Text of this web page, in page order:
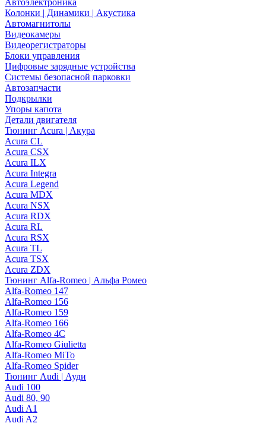
Автоэлектроника
Колонки | Динамики | Акустика
Автомагнитолы
Видеокамеры
Видеорегистраторы
Блоки управления
Цифровые зарядные устройства
Системы безопасной парковки
Автозапчасти
Подкрылки
Упоры капота
Детали двигателя
Тюнинг Acura | Акура
Acura CL
Acura CSX
Acura ILX
Acura Integra
Acura Legend
Acura MDX
Acura NSX
Acura RDX
Acura RL
Acura RSX
Acura TL
Acura TSX
Acura ZDX
Тюнинг Alfa-Romeo | Альфа Ромео
Alfa-Romeo 147
Alfa-Romeo 156
Alfa-Romeo 159
Alfa-Romeo 166
Alfa-Romeo 4C
Alfa-Romeo Giulietta
Alfa-Romeo MiTo
Alfa-Romeo Spider
Тюнинг Audi | Ауди
Audi 100
Audi 80, 90
Audi A1
Audi A2